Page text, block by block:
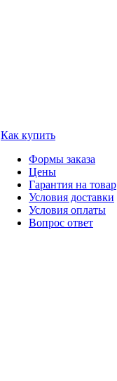
Как купить
Формы заказа
Цены
Гарантия на товар
Условия доставки
Условия оплаты
Вопрос ответ